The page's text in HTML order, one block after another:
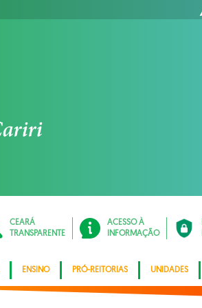
CEARÁ
TRANSPARENTE
ACESSO À
INFORMAÇÃO
ENSINO PRÓ-REITORIAS UNIDADES